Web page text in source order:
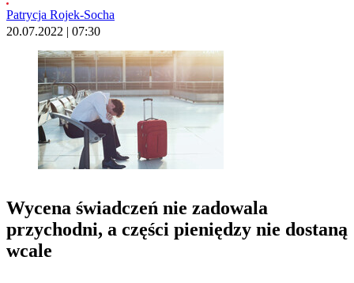
Patrycja Rojek-Socha
20.07.2022 | 07:30
Wycena świadczeń nie zadowala
przychodni, a części pieniędzy nie dostaną
wcale